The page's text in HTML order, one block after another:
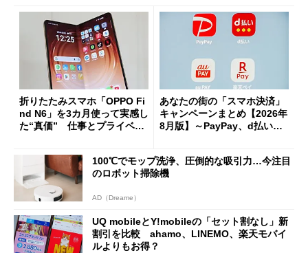
折りたたみスマホ「OPPO Fi
nd N6」を3カ月使って実感し
た“真価” 仕事とプライベー
あなたの街の「スマホ決済」
キャンペーンまとめ【2026年
8月版】～PayPay、d払い、a
100℃でモップ洗浄、圧倒的な吸引力…今注目
のロボット掃除機
AD（Dreame）
UQ mobileとY!mobileの「セット割なし」新
割引を比較 ahamo、LINEMO、楽天モバイ
ルよりもお得？